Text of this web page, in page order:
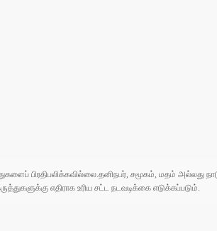
பிரதிபலிக்கவில்லை.தனிநபர், சமூகம், மதம் அல்லது
எதிராக உரிய சட்ட நடவடிக்கை எடுக்கப்படும்.